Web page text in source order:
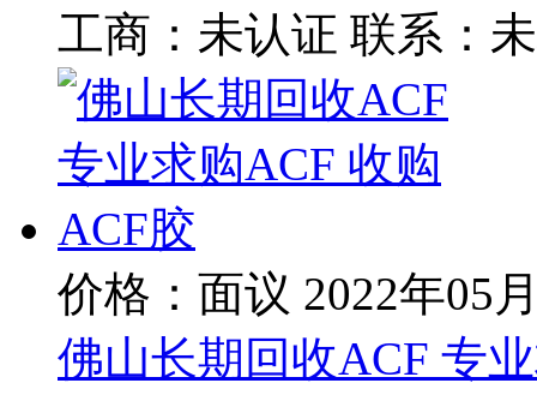
工商： 未认证 联系：
价格：面议 2022年05
佛山长期回收ACF 专